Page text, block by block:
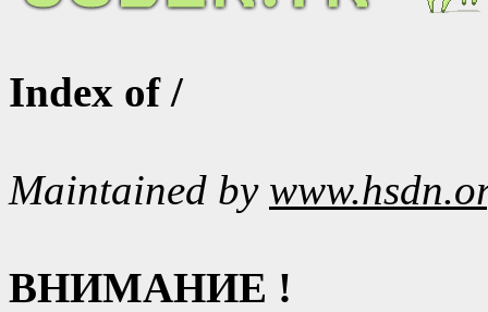
Index of /
Maintained by
ВНИМАНИЕ !